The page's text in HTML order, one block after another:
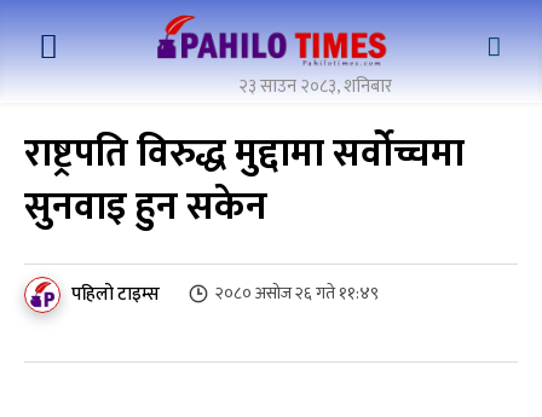
२३ साउन २०८३, शनिबार
राष्ट्रपति विरुद्ध मुद्दामा सर्वोच्चमा
सुनवाइ हुन सकेन
पहिलो टाइम्स २०८० असोज २६ गते ११:४९